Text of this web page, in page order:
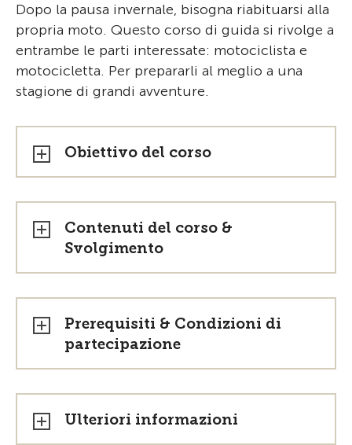
Dopo la pausa invernale, bisogna riabituarsi alla
propria moto. Questo corso di guida si rivolge a
entrambe le parti interessate: motociclista e
motocicletta. Per prepararli al meglio a una
stagione di grandi avventure.
Obiettivo del corso
Contenuti del corso &
Svolgimento
Prerequisiti & Condizioni di
partecipazione
Ulteriori informazioni